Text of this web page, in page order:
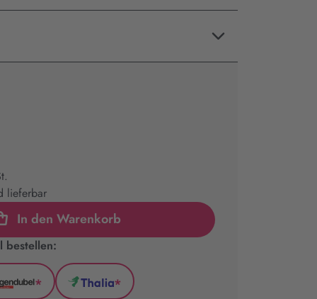
lieferbar
In den Warenkorb
bestellen:
Hugendubel
*
Thalia
*